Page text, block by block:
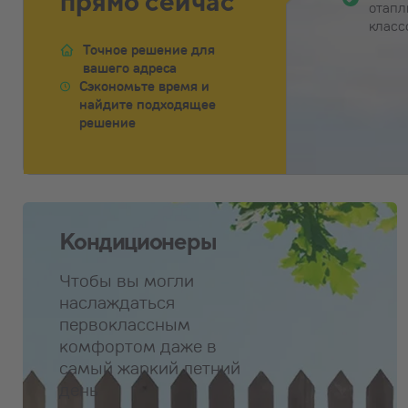
Точное решение для
вашего адреса
Сэкономьте время и
найдите подходящее
решение
Кондиционеры
Чтобы вы могли
наслаждаться
первоклассным
комфортом даже в
самый жаркий летний
день